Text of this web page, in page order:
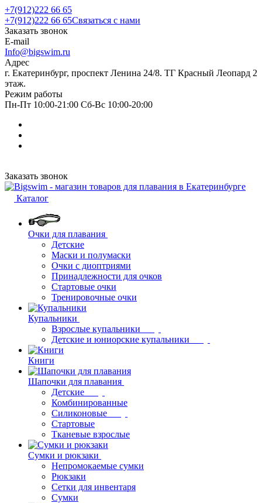
+7(912)222 66 65
+7(912)222 66 65Связаться с нами
Заказать звонок
E-mail
Info@bigswim.ru
Адрес
г. Екатеринбург, проспект Ленина 24/8. ТГ Красный Леопард 2
этаж.
Режим работы
Пн-Пт 10:00-21:00 Сб-Вс 10:00-20:00
Заказать звонок
Каталог
Очки для плавания
Детские
Маски и полумаски
Очки с диоптриями
Принадлежности для очков
Стартовые очки
Тренировочные очки
Купальники
Взрослые купальники
Детские и юниорские купальники
Книги
Шапочки для плавания
Детские
Комбинированные
Силиконовые
Стартовые
Тканевые взрослые
Сумки и рюкзаки
Непромокаемые сумки
Рюкзаки
Сетки для инвентаря
Сумки